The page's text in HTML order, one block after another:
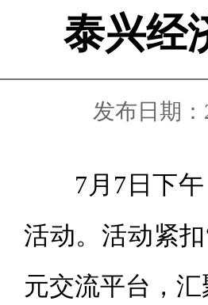
泰兴经
发布日期：
7月7日下
活动。活动紧
元交流平台，